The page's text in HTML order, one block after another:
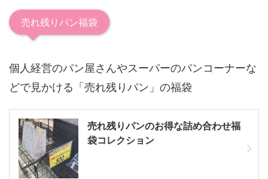
売れ残りパン福袋
個人経営のパン屋さんやスーパーのパンコーナーな
どで見かける「売れ残りパン」の福袋
売れ残りパンのお得な詰め合わせ福
袋コレクション